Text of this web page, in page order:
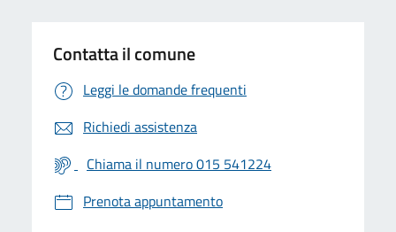
Contatta il comune
Leggi le domande frequenti
Richiedi assistenza
Chiama il numero 015 541224
Prenota appuntamento